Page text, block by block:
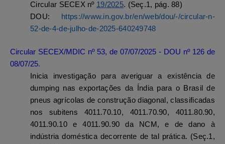
Circular SECEX nº 19/2025. (Seç.1, pág. 88)
DOU:
https://www.in.gov.br/en/web/dou/-/circular-n-
52-de-4-de-julho-de-2025-640249748
Circular SECEX/MDIC nº 53, de 07/07/2025 - DOU nº 126 de
08/07/25.
Inicia investigação para averiguar a existência de
dumping nas exportações da Índia para o Brasil de
pneus agrícolas de construção diagonal, classificadas
nos subitens 4011.70.10, 4011.70.90, 4011.80.90,
4011.90.10 e 4011.90.90 da NCM, e de dano à
indústria doméstica decorrente de tal prática. (Seç.1,